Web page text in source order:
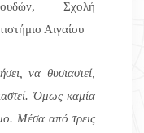
Σχολή
Αιγαίου
να θυσιαστεί,
Όμως καμία
Μέσα από τρεις